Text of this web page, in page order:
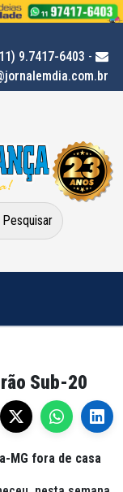
9.7417-6403 -
Sub-20
MG fora de casa